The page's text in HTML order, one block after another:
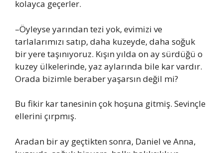
kolayca geçerler.
–Öyleyse yarından tezi yok, evimizi ve
tarlalarımızı satıp, daha kuzeyde, daha soğuk
bir yere taşınıyoruz. Kışın yılda on ay sürdüğü o
kuzey ülkelerinde, yaz aylarında bile kar vardır.
Orada bizimle beraber yaşarsın değil mi?
Bu fikir kar tanesinin çok hoşuna gitmiş. Sevinçle
ellerini çırpmış.
Aradan bir ay geçtikten sonra, Daniel ve Anna,